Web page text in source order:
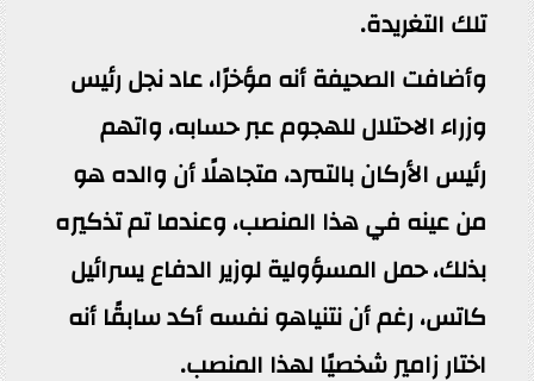
تلك التغريدة.
وأضافت الصحيفة أنه مؤخرًا، عاد نجل رئيس
وزراء الاحتلال للهجوم عبر حسابه، واتهم
رئيس الأركان بالتمرد، متجاهلًا أن والده هو
من عينه في هذا المنصب، وعندما تم تذكيره
بذلك، حمل المسؤولية لوزير الدفاع يسرائيل
كاتس، رغم أن نتنياهو نفسه أكد سابقًا أنه
اختار زامير شخصيًا لهذا المنصب.